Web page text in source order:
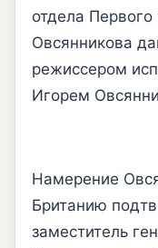
отдела
Овсянникова
режиссером
Игорем
Намерение
Британию
заместитель